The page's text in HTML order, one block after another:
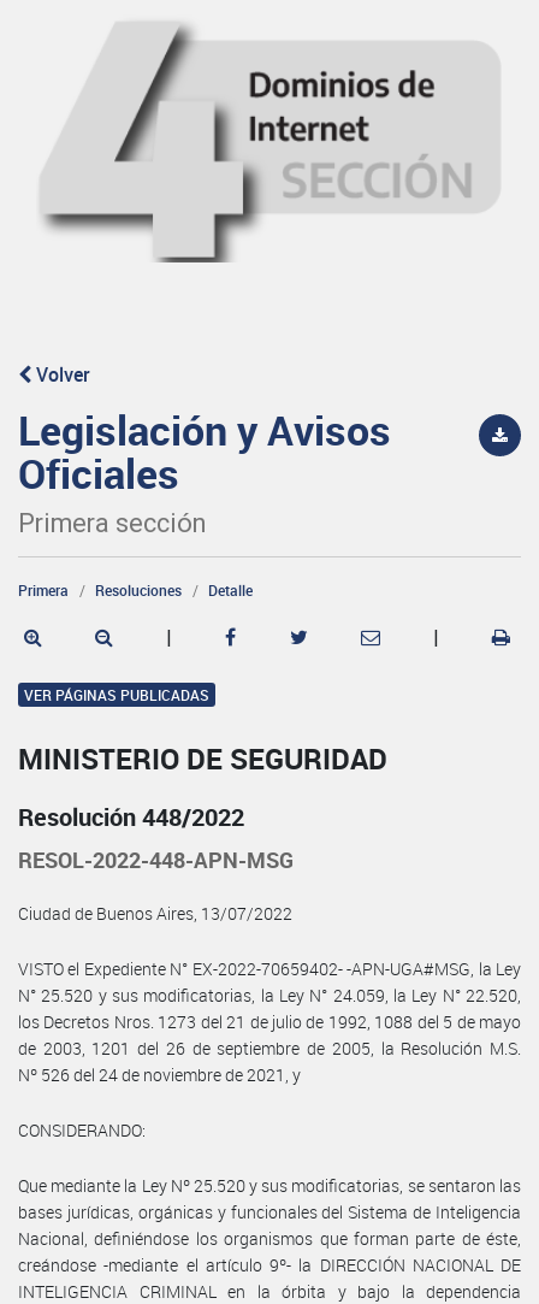
Volver
Legislación y Avisos
Oficiales
Primera sección
Primera Resoluciones Detalle
| |
VER PÁGINAS PUBLICADAS
MINISTERIO DE SEGURIDAD
Resolución 448/2022
RESOL-2022-448-APN-MSG
Ciudad de Buenos Aires, 13/07/2022
VISTO el Expediente N° EX-2022-70659402- -APN-UGA#MSG, la Ley
N° 25.520 y sus modificatorias, la Ley N° 24.059, la Ley N° 22.520,
los Decretos Nros. 1273 del 21 de julio de 1992, 1088 del 5 de mayo
de 2003, 1201 del 26 de septiembre de 2005, la Resolución M.S.
Nº 526 del 24 de noviembre de 2021, y
CONSIDERANDO:
Que mediante la Ley Nº 25.520 y sus modificatorias, se sentaron las
bases jurídicas, orgánicas y funcionales del Sistema de Inteligencia
Nacional, definiéndose los organismos que forman parte de éste,
creándose -mediante el artículo 9º- la DIRECCIÓN NACIONAL DE
INTELIGENCIA CRIMINAL en la órbita y bajo la dependencia